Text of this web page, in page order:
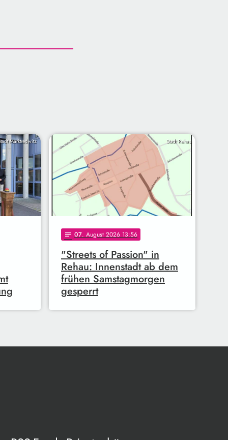
Marktredwitz Stadt Rehau
notes 07. August 2026 13:56
"Streets of Passion" in
Rehau: Innenstadt ab dem
frühen Samstagmorgen
gesperrt